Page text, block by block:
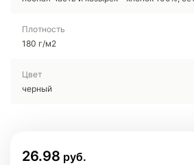
Плотность
180 г/м2
Цвет
черный
26.98